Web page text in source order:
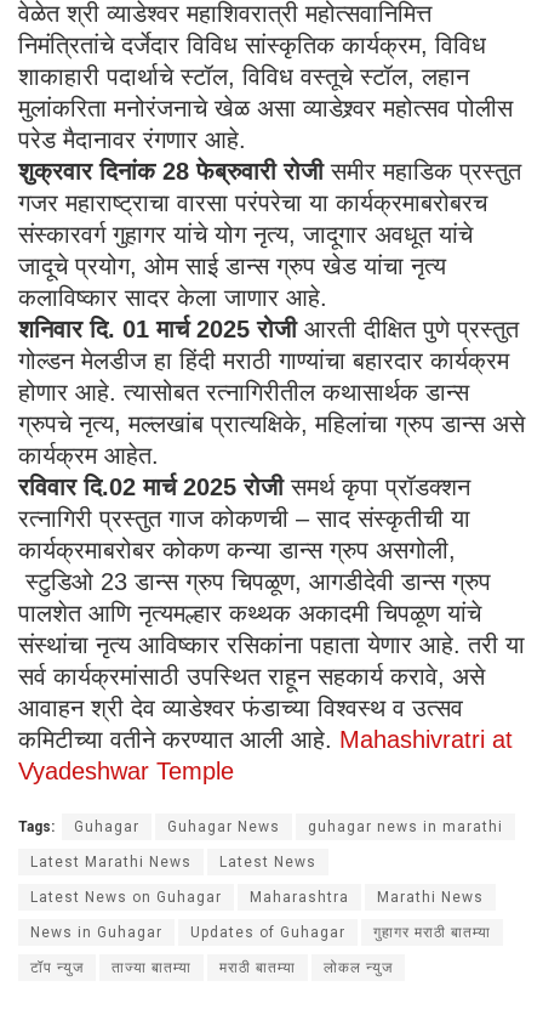
वेळेत श्री व्याडेश्वर महाशिवरात्री महोत्सवानिमित्त
निमंत्रितांचे दर्जेदार विविध सांस्कृतिक कार्यक्रम, विविध
शाकाहारी पदार्थाचे स्टॉल, विविध वस्तूचे स्टॉल, लहान
मुलांकरिता मनोरंजनाचे खेळ असा व्याडेश्र्वर महोत्सव पोलीस
परेड मैदानावर रंगणार आहे.
शुक्रवार दिनांक 28 फेब्रुवारी रोजीसमीर महाडिक प्रस्तुत
गजर महाराष्ट्राचा वारसा परंपरेचा या कार्यक्रमाबरोबरच
संस्कारवर्ग गुहागर यांचे योग नृत्य, जादूगार अवधूत यांचे
जादूचे प्रयोग, ओम साई डान्स ग्रुप खेड यांचा नृत्य
कलाविष्कार सादर केला जाणार आहे.
शनिवार दि. 01 मार्च 2025 रोजीआरती दीक्षित पुणे प्रस्तुत
गोल्डन मेलडीज हा हिंदी मराठी गाण्यांचा बहारदार कार्यक्रम
होणार आहे. त्यासोबत रत्नागिरीतील कथासार्थक डान्स
ग्रुपचे नृत्य, मल्लखांब प्रात्यक्षिके, महिलांचा ग्रुप डान्स असे
कार्यक्रम आहेत.
रविवार दि.02 मार्च 2025 रोजीसमर्थ कृपा प्रॉडक्शन
रत्नागिरी प्रस्तुत गाज कोकणची – साद संस्कृतीची या
कार्यक्रमाबरोबर कोकण कन्या डान्स ग्रुप असगोली,
स्टुडिओ 23 डान्स ग्रुप चिपळूण, आगडीदेवी डान्स ग्रुप
पालशेत आणि नृत्यमल्हार कथ्थक अकादमी चिपळूण यांचे
संस्थांचा नृत्य आविष्कार रसिकांना पहाता येणार आहे. तरी या
सर्व कार्यक्रमांसाठी उपस्थित राहून सहकार्य करावे, असे
आवाहन श्री देव व्याडेश्वर फंडाच्या विश्वस्थ व उत्सव
कमिटीच्या वतीने करण्यात आली आहे. Mahashivratri at
Vyadeshwar Temple
Tags: Guhagar Guhagar News guhagar news in marathi
Latest Marathi News Latest News
Latest News on Guhagar Maharashtra Marathi News
News in Guhagar Updates of Guhagar गुहागर मराठी बातम्या
टॉप न्युज ताज्या बातम्या मराठी बातम्या लोकल न्युज